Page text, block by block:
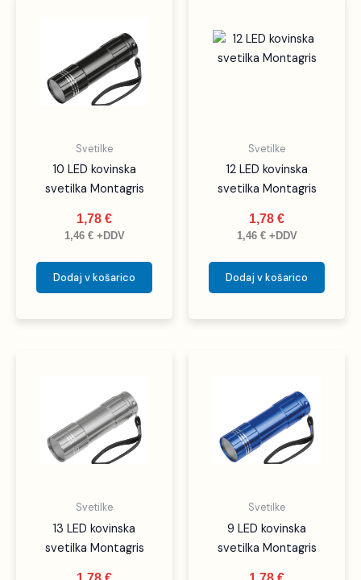
Svetilke
10 LED kovinska
svetilka Montagris
1,78 €
1,46 €+DDV
Dodaj v košarico
Svetilke
12 LED kovinska
svetilka Montagris
1,78 €
1,46 €+DDV
Dodaj v košarico
Svetilke
13 LED kovinska
svetilka Montagris
Svetilke
9 LED kovinska
svetilka Montagris